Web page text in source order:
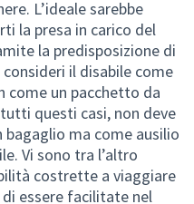
L’ideale sarebbe
la presa in carico del
la predisposizione di
il disabile come
come un pacchetto da
questi casi, non deve
bagaglio ma come ausilio
Vi sono tra l’altro
costrette a viaggiare
essere facilitate nel